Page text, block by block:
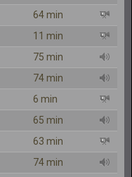
64 min
11 min
75 min
74 min
6 min
65 min
63 min
74 min